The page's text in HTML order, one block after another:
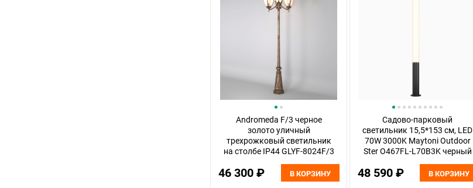
Andromeda F/3 черное
золото уличный
трехрожковый светильник
на столбе IP44 GLYF-8024F/3
46 300 ₽ В КОРЗИНУ
Садово-парковый
светильник 15,5*153 см, LED
70W 3000K Maytoni Outdoor
Ster O467FL-L70B3K черный
48 590 ₽ В КОРЗИНУ